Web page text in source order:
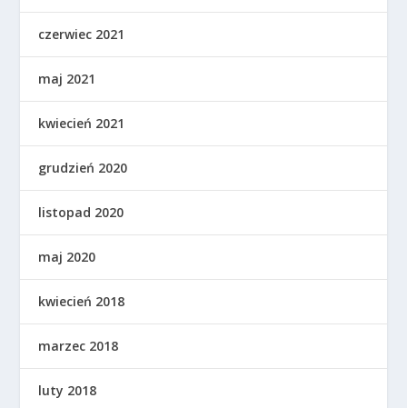
czerwiec 2021
maj 2021
kwiecień 2021
grudzień 2020
listopad 2020
maj 2020
kwiecień 2018
marzec 2018
luty 2018